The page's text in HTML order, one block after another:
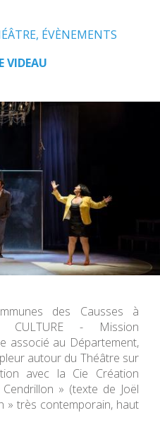
, ÉVÈNEMENTS
VIDEAU
des Causses à
CULTURE - Mission
associé au Département,
autour du Théâtre sur
avec la Cie Création
» (texte de Joël
» très contemporain, haut